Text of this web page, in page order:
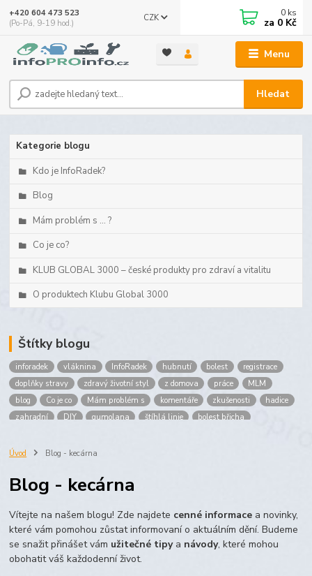
Menu
CZK
Hledat
+420 604 473 523
(Po-Pá, 9-19 hod.)
0 ks
za 0 Kč
Kategorie blogu
Kdo je InfoRadek?
Blog
Mám problém s ... ?
Co je co?
KLUB GLOBAL 3000 – české produkty pro zdraví a vitalitu
O produktech Klubu Global 3000
Štítky blogu
inforadek vláknina InfoRadek hubnutí bolest
registrace
doplňky stravy
zdravý životní styl z domova práce
MLM
blog
Co je co Mám problém s komentáře zkušenosti
hadice
zahradní
DIY gumolana štíhlá linie
bolest břicha
Prokloub
Vláknina
maltodextrin
škrob skrob
Úvod Blog - kecárna
Blog - kecárna
Vítejte na našem blogu! Zde najdete cenné informace a novinky,
které vám pomohou zůstat informovaní o aktuálním dění. Budeme
se snažit přinášet vám užitečné tipya návody, které mohou
obohatit váš každodenní život.